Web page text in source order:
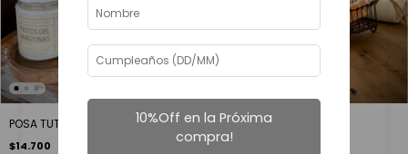
POSA TUTTI GUAYUBIRA
$14.700
JABONERA TOTO
$48.000
10%Off en la Próxima
compra!